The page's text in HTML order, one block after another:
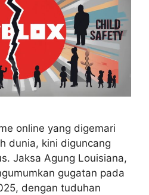
online yang digemari
dunia, kini diguncang
Jaksa Agung Louisiana,
gugatan pada
dengan tuduhan